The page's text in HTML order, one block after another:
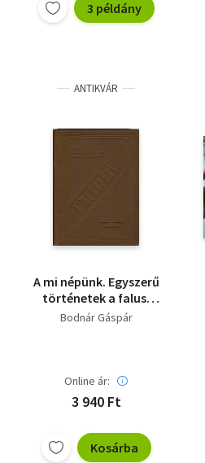
3 példány
ANTIKVÁR
A mi népünk. Egyszerű
történetek a falusi
tűzhelyekről.
Bodnár Gáspár
Online ár:
3 940 Ft
Kosárba